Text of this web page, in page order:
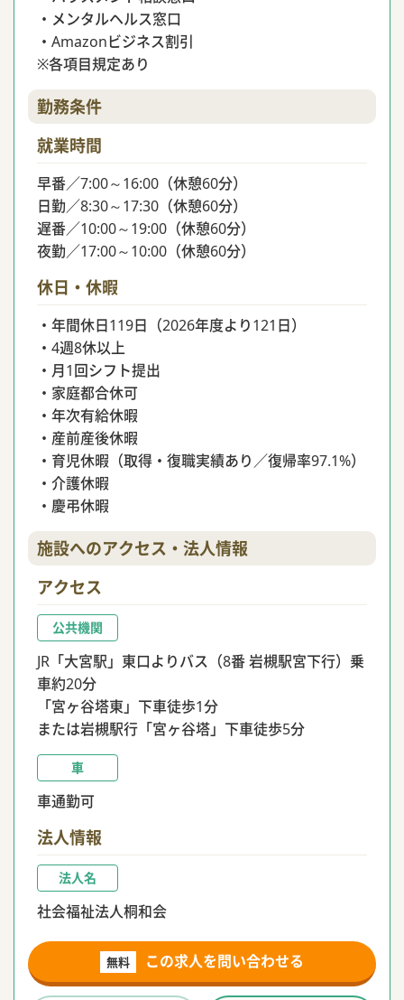
・メンタルヘルス窓口
・Amazonビジネス割引
※各項目規定あり
勤務条件
就業時間
早番／7:00～16:00（休憩60分）
日勤／8:30～17:30（休憩60分）
遅番／10:00～19:00（休憩60分）
夜勤／17:00～10:00（休憩60分）
休日・休暇
・年間休日119日（2026年度より121日）
・4週8休以上
・月1回シフト提出
・家庭都合休可
・年次有給休暇
・産前産後休暇
・育児休暇（取得・復職実績あり／復帰率97.1%）
・介護休暇
・慶弔休暇
施設へのアクセス・法人情報
アクセス
公共機関
JR「大宮駅」東口よりバス（8番 岩槻駅宮下行）乗
車約20分
「宮ヶ谷塔東」下車徒歩1分
または岩槻駅行「宮ヶ谷塔」下車徒歩5分
車
車通勤可
法人情報
法人名
社会福祉法人桐和会
無料 この求人を問い合わせる